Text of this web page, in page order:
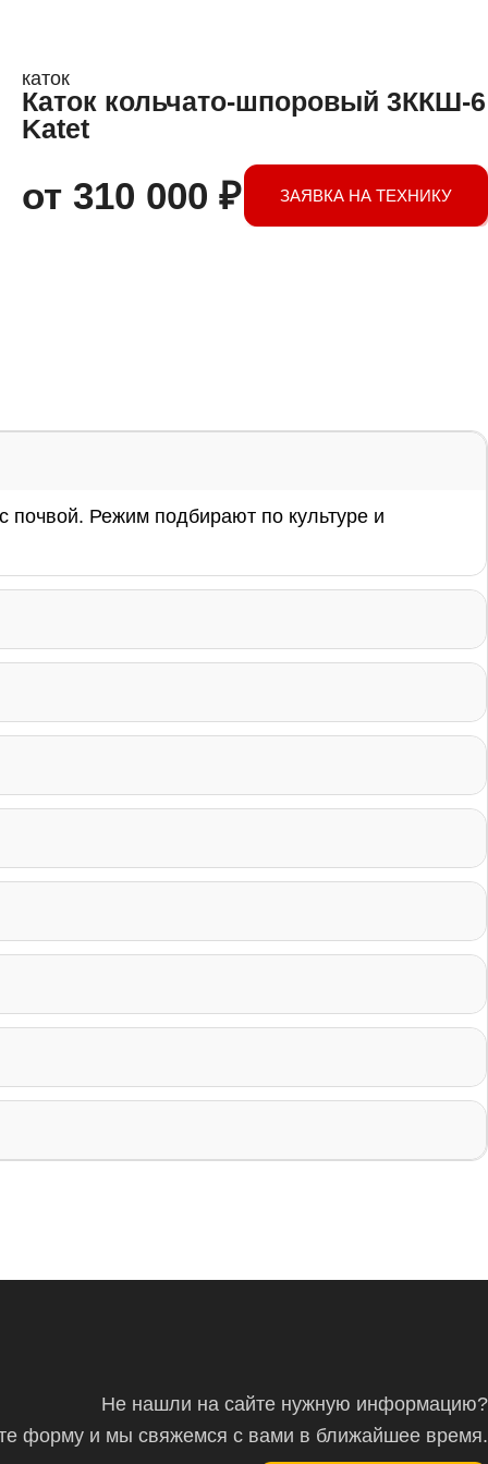
каток
Каток кольчато-шпоровый 3ККШ-6
Katet
от 310 000 ₽ ЗАЯВКА НА ТЕХНИКУ
почвой. Режим подбирают по культуре и
Не нашли на сайте нужную информацию?
форму и мы свяжемся с вами в ближайшее время.